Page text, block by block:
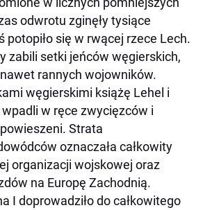
odwrotu zginęły tysiące
potopiło się w rwącej rzece Lech.
zabili setki jeńców węgierskich,
rannych wojowników.
węgierskimi książę Lehel i
w ręce zwycięzców i
Strata
oznaczała całkowity
organizacji wojskowej oraz
na Europę Zachodnią.
I doprowadziło do całkowitego